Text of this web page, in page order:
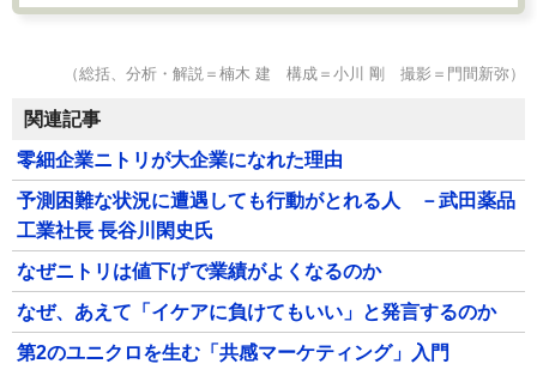
（総括、分析・解説＝楠木 建 構成＝小川 剛 撮影＝門間新弥）
関連記事
零細企業ニトリが大企業になれた理由
予測困難な状況に遭遇しても行動がとれる人 －武田薬品
工業社長 長谷川閑史氏
なぜニトリは値下げで業績がよくなるのか
なぜ、あえて「イケアに負けてもいい」と発言するのか
第2のユニクロを生む「共感マーケティング」入門